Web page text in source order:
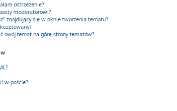
ostrzeżenie?
moderatorowi?
znajdujący się w oknie tworzenia tematu?
swój temat na górę strony tematów?
w poście?